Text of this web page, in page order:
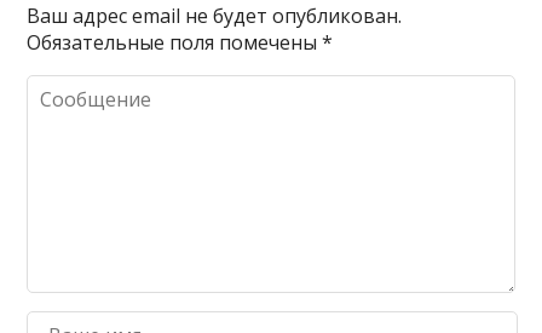
Ваш адрес email не будет опубликован.
Обязательные поля помечены*